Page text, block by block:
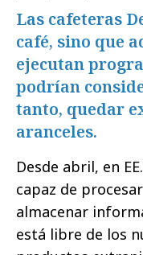
Las cafeteras
café, sino que
ejecutan
podrían
tanto, quedar
aranceles.
Desde abril, en
capaz de
almacenar
está libre de los